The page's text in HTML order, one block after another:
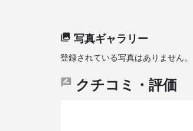
写真ギャラリー
登録されている写真はありません。
クチコミ・評価